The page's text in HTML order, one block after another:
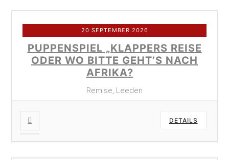
20 SEPTEMBER 2026
PUPPENSPIEL „KLAPPERS REISE
ODER WO BITTE GEHT’S NACH
AFRIKA?
Remise, Leeden
DETAILS